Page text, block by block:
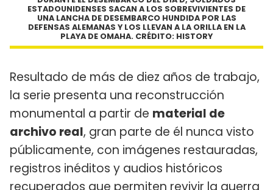
ESTADOUNIDENSES SACAN A LOS SOBREVIVIENTES DE
UNA LANCHA DE DESEMBARCO HUNDIDA POR LAS
DEFENSAS ALEMANAS Y LOS LLEVAN A LA ORILLA EN LA
PLAYA DE OMAHA. CRÉDITO: HISTORY
Resultado de más de diez años de trabajo,
la serie presenta una reconstrucción
monumental a partir de material de
archivo real, gran parte de él nunca visto
públicamente, con imágenes restauradas,
registros inéditos y audios históricos
recuperados que permiten revivir la guerra